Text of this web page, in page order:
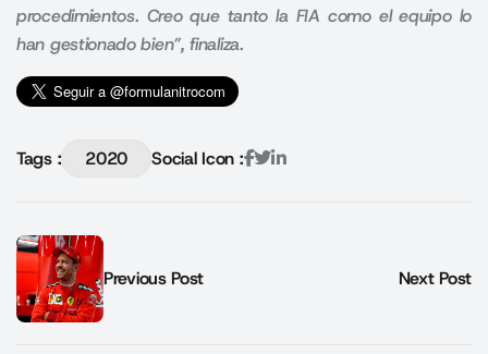
procedimientos. Creo que tanto la FIA como el equipo lo
han gestionado bien”, finaliza.
Tags : 2020 Social Icon :
Previous Post Next Post